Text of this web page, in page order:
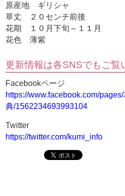
原産地 ギリシャ
草丈 ２０センチ前後
花期 １０月下旬～１１月
花色 薄紫
更新情報は各SNSでもご覧
Facebookページ
https://www.facebook.com/
典/1562234693993104
Twitter
https://twitter.com/kumi_info